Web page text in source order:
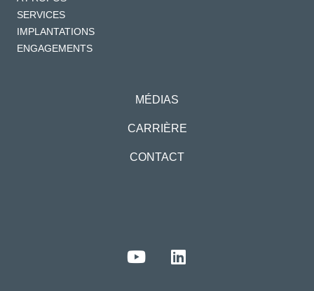
SERVICES
IMPLANTATIONS
ENGAGEMENTS
MÉDIAS
CARRIÈRE
CONTACT